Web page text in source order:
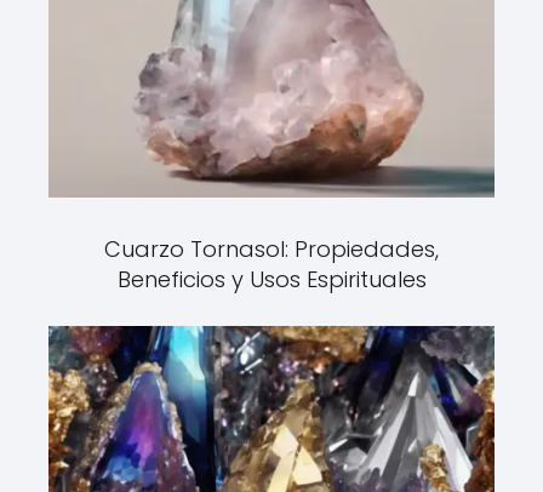
Cuarzo Tornasol: Propiedades,
Beneficios y Usos Espirituales